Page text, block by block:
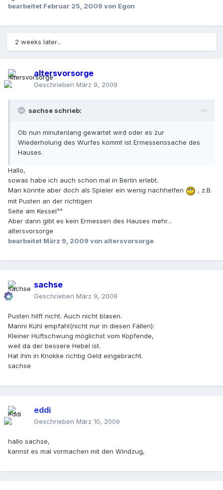
bearbeitet Februar 25, 2009 von Egon
2 weeks later...
altersvorsorge
Geschrieben März 9, 2009
sachse schrieb:
Ob nun minutenlang gewartet wird oder es zur
Wiederholung des Wurfes kommt ist Ermessenssache des
Hauses.
Hallo,
sowas habe ich auch schon mal in Berlin erlebt.
Man könnte aber doch als Spieler ein wenig nachhelfen
, z.B.
mit Pusten an der richtigen
Seite am Kessel^^
Aber dann gibt es kein Ermessen des Hauses mehr...
altersvorsorge
bearbeitet März 9, 2009 von altersvorsorge
sachse
Geschrieben März 9, 2009
Pusten hilft nicht. Auch nicht blasen.
Manni Kühl empfahl(nicht nur in diesen Fällen):
Kleiner Hüftschwung möglichst vom Kopfende,
weil da der bessere Hebel ist.
Hat ihm in Knokke richtig Geld eingebracht.
sachse
eddi
Geschrieben März 10, 2009
hallo sachse,
kannst es mal vormachen mit den Windzug,